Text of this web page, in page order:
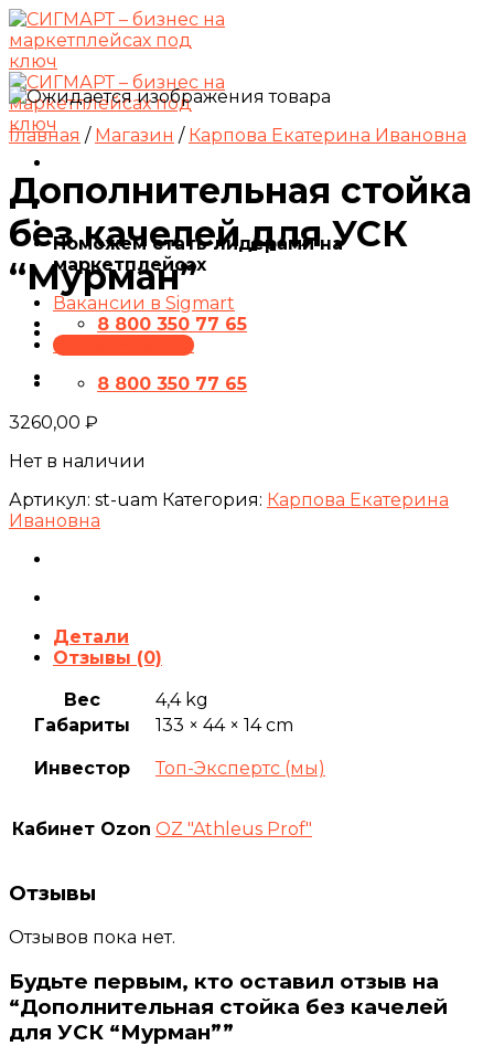
Skip
to
content
Поможем стать лидерами на
маркетплейсах
Вакансии в Sigmart
8 800 350 77 65
ПРЕЗЕНТАЦИЯ
8 800 350 77 65
Главная / Магазин / Карпова Екатерина Ивановна
Дополнительная стойка
без качелей для УСК
“Мурман”
3260,00 ₽
Нет в наличии
Артикул: st-uam Категория: Карпова Екатерина
Ивановна
Детали
Отзывы (0)
Вес
4,4 kg
Габариты
133 × 44 × 14 cm
Инвестор Топ-Экспертс (мы)
Кабинет Ozon OZ "Athleus Prof"
Отзывы
Отзывов пока нет.
Будьте первым, кто оставил отзыв на
“Дополнительная стойка без качелей
для УСК “Мурман””